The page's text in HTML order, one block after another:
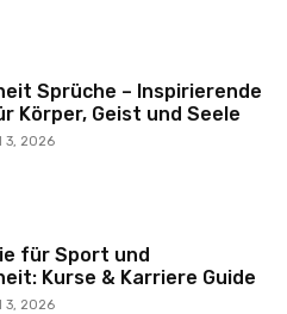
Sprüche – Inspirierende
Körper, Geist und Seele
3, 2026
für Sport und
Kurse & Karriere Guide
3, 2026